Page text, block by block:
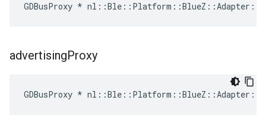
GDBusProxy *
advertisingProxy
GDBusProxy *